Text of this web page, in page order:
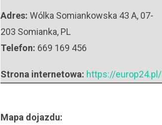
Adres: Wólka Somiankowska 43 A, 07-
203 Somianka, PL
Telefon: 669 169 456
Strona internetowa: https://europ24.pl/
Mapa dojazdu: